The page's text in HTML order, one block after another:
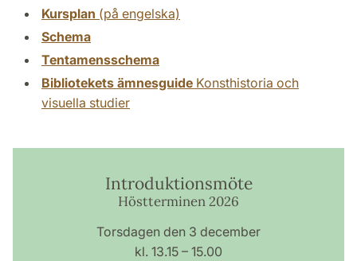
Kursplan (på engelska)
Schema
Tentamensschema
Bibliotekets ämnesguide Konsthistoria och
visuella studier
Introduktionsmöte
Höstterminen 2026
Torsdagen den 3 december
kl. 13.15 – 15.00